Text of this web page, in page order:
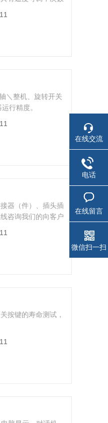
＼整机、旋转开关
行精度。
器（件）、插头插
咨询我们的向客户
按键的寿命测试，
在线交流
电话
在线留言
微信扫一扫